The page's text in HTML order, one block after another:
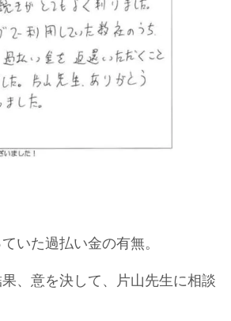
いた過払い金の有無。
、意を決して、片山先生に相談